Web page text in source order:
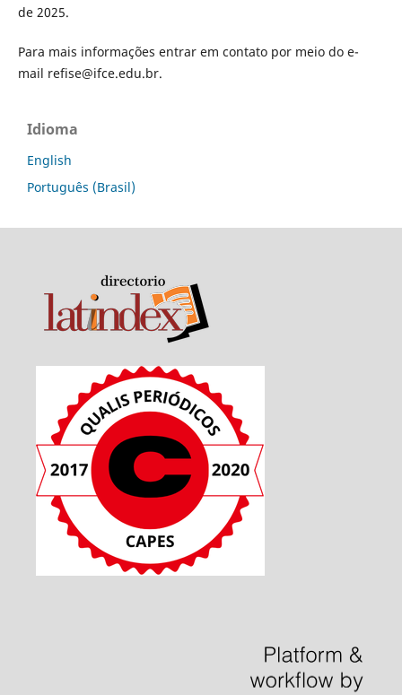
de 2025.
Para mais informações entrar em contato por meio do e-
mail refise@ifce.edu.br.
Idioma
English
Português (Brasil)